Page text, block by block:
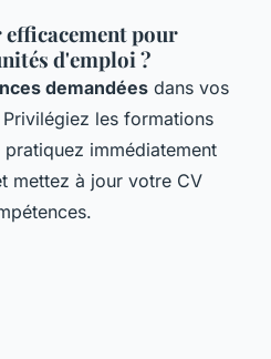
pour
d'emploi ?
demandées dans vos
les formations
immédiatement
mettez à jour votre CV